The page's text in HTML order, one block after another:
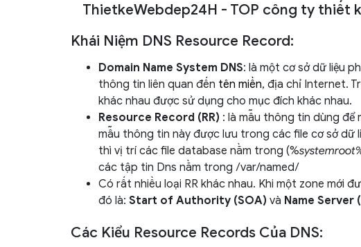
ThietkeWebdep24H - TOP công ty thiết
Khái Niệm DNS Resource Record:
Domain Name System DNS: là một cơ sở dữ liệu
thông tin liên quan đến tên miền, địa chỉ Internet.
khác nhau được sử dụng cho mục đích khác nhau.
Resource Record (RR) : là mẫu thông tin dùng để
mẫu thông tin này được lưu trong các file cơ sở dữ
thì vị trí các file database nằm trong (%
các tập tin Dns nằm trong /var/named/
Có rất nhiều loại RR khác nhau. Khi một zone mới
đó là: Start of Authority (SOA) và Name Server
Các Kiểu Resource Records Của DNS: